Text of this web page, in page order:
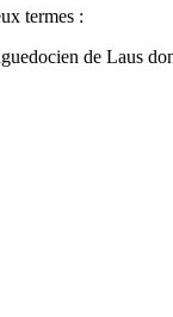
termes :
de Laus